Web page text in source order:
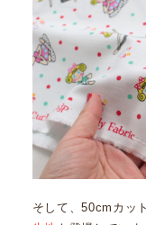
そして、50cmカッ